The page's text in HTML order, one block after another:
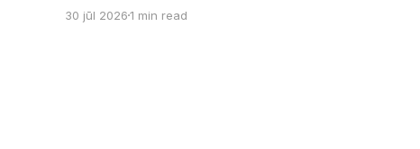
neaizmirstami piedzīvojumi. Un kas gan būtu
30 jūl 20261 min read